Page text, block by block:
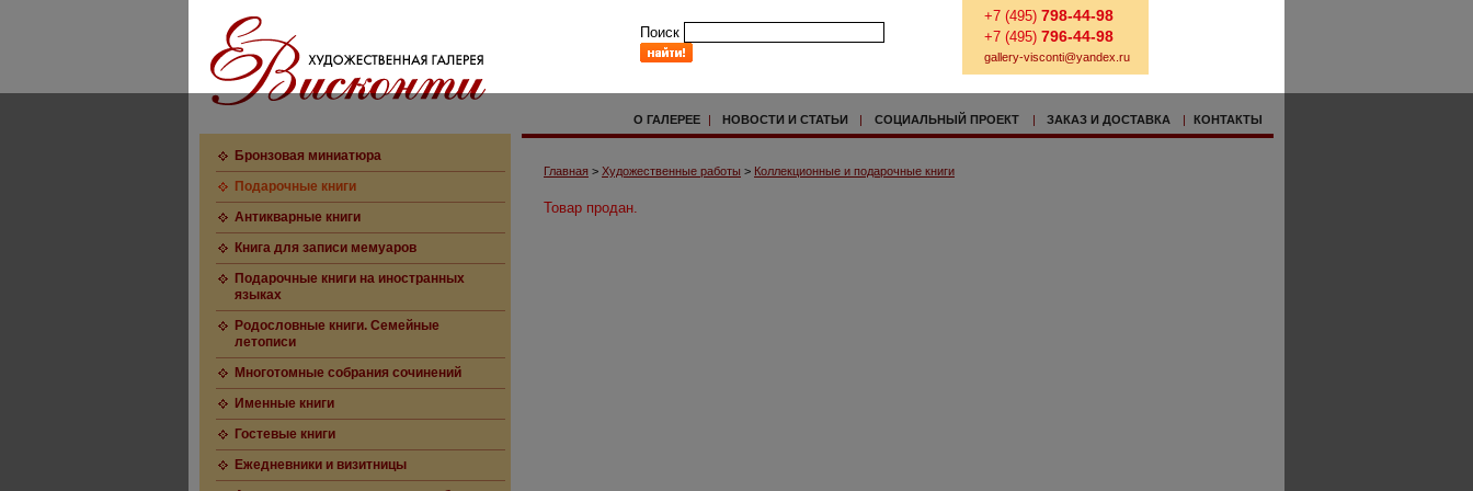
Поиск
+7 (495) 798-44-98
+7 (495) 796-44-98
gallery-visconti@yandex.ru
О ГАЛЕРЕЕ | НОВОСТИ И СТАТЬИ | СОЦИАЛЬНЫЙ ПРОЕКТ | ЗАКАЗ И ДОСТАВКА | КОНТАКТЫ
Бронзовая миниатюра
Подарочные книги
Антикварные книги
Книга для записи мемуаров
Подарочные книги на иностранных
языках
Родословные книги. Семейные
летописи
Многотомные собрания сочинений
Именные книги
Гостевые книги
Ежедневники и визитницы
Главная > Художественные работы > Коллекционные и подарочные книги
Товар продан.